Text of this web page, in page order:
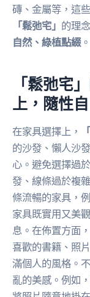
磚、金屬等，這
「鬆弛宅」 的理
自然、綠植點綴 。
「鬆弛宅
上，隨性
在家具選擇上，
的沙發、懶人沙
心。避免選擇過
發、線條過於複
條流暢的家具，
家具既實用又美
息。在佈置方面，
喜歡的書籍、照
滿個人的風格。
亂的美感。例如